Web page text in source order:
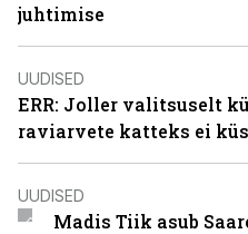
juhtimise
UUDISED
ERR: Joller valitsuselt
raviarvete katteks ei
UUDISED
Madis Tiik asub